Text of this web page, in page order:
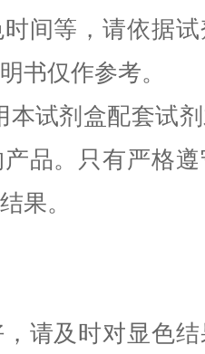
间等，请依据
书仅作参考。
试剂盒配套试
品。只有严格
果。
请及时对显色